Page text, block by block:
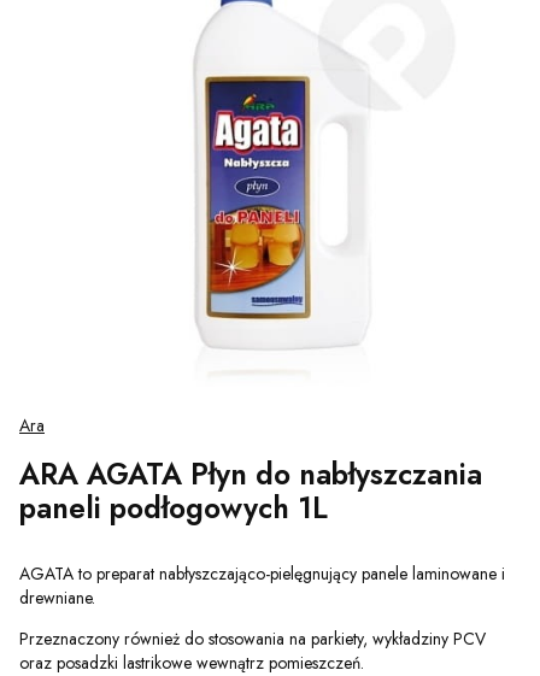
Ara
ARA AGATA Płyn do nabłyszczania
paneli podłogowych 1L
AGATA to preparat nabłyszczająco-pielęgnujący panele laminowane i
drewniane.
Przeznaczony również do stosowania na parkiety, wykładziny PCV
oraz posadzki lastrikowe wewnątrz pomieszczeń.